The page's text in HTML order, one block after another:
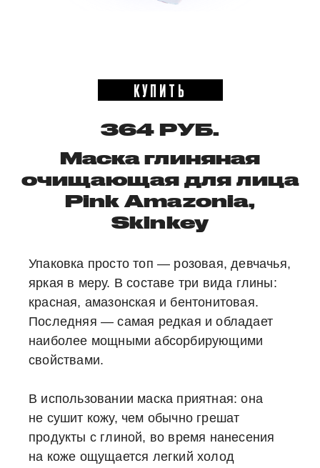
КУПИТЬ
364 РУБ.
Маска глиняная
очищающая для лица
Pink Amazonia,
Skinkey
Упаковка просто топ — розовая, девчачья,
яркая в меру. В составе три вида глины:
красная, амазонская и бентонитовая.
Последняя — самая редкая и обладает
наиболее мощными абсорбирующими
свойствами.
В использовании маска приятная: она
не сушит кожу, чем обычно грешат
продукты с глиной, во время нанесения
на коже ощущается легкий холод